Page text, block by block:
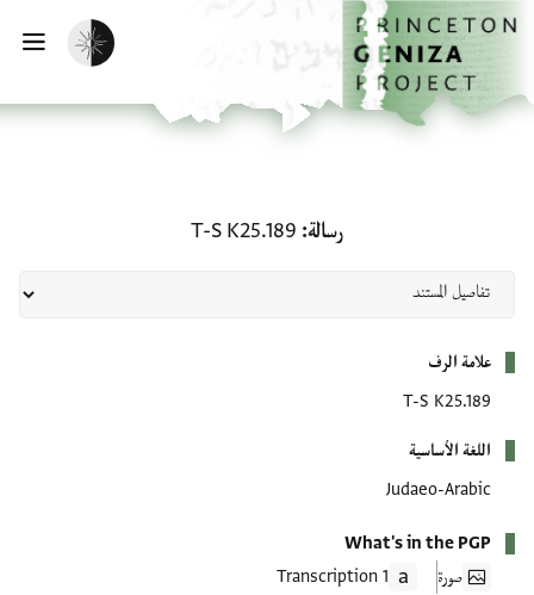
إلى المحتوى الرئيسي
الرئيسية
تفعيل الوضع المظلم
رسالة T-S K25.189
علامة الرف
T-S K25.189
اللغة الأساسية
Judaeo-Arabic
What's in the PGP
صورة
1 Transcription